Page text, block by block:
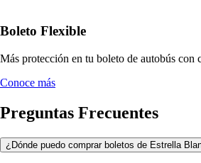
Boleto Flexible
Más protección en tu boleto de autobús con
Conoce más
Preguntas Frecuentes
¿Dónde puedo comprar boletos de Estrella